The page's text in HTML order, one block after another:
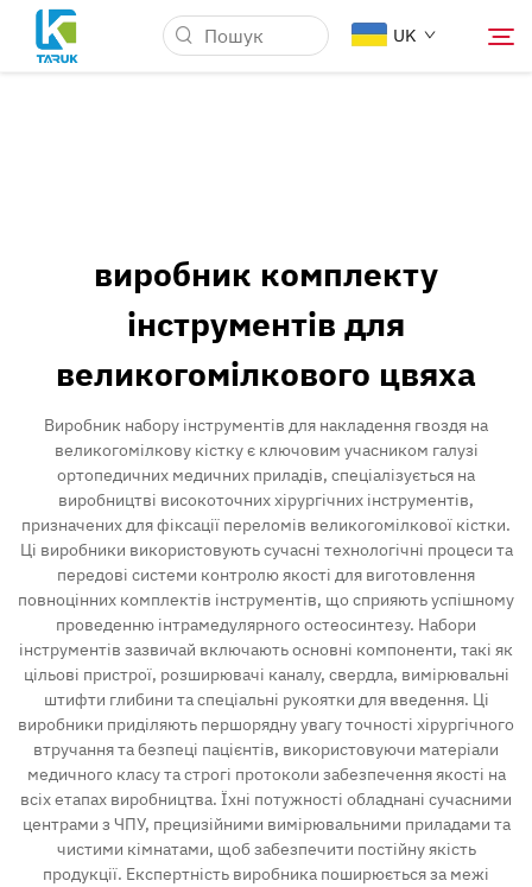
UK
Можливості
Новини та Події
Про компанію
Блог
Контакт
виробник комплекту
інструментів для
великогомілкового цвяха
Виробник набору інструментів для накладення гвоздя на
великогомілкову кістку є ключовим учасником галузі
ортопедичних медичних приладів, спеціалізується на
виробництві високоточних хірургічних інструментів,
призначених для фіксації переломів великогомілкової кістки.
Ці виробники використовують сучасні технологічні процеси та
передові системи контролю якості для виготовлення
повноцінних комплектів інструментів, що сприяють успішному
проведенню інтрамедулярного остеосинтезу. Набори
інструментів зазвичай включають основні компоненти, такі як
цільові пристрої, розширювачі каналу, свердла, вимірювальні
штифти глибини та спеціальні рукоятки для введення. Ці
виробники приділяють першорядну увагу точності хірургічного
втручання та безпеці пацієнтів, використовуючи матеріали
медичного класу та строгі протоколи забезпечення якості на
всіх етапах виробництва. Їхні потужності обладнані сучасними
центрами з ЧПУ, прецизійними вимірювальними приладами та
чистими кімнатами, щоб забезпечити постійну якість
продукції. Експертність виробника поширюється за межі